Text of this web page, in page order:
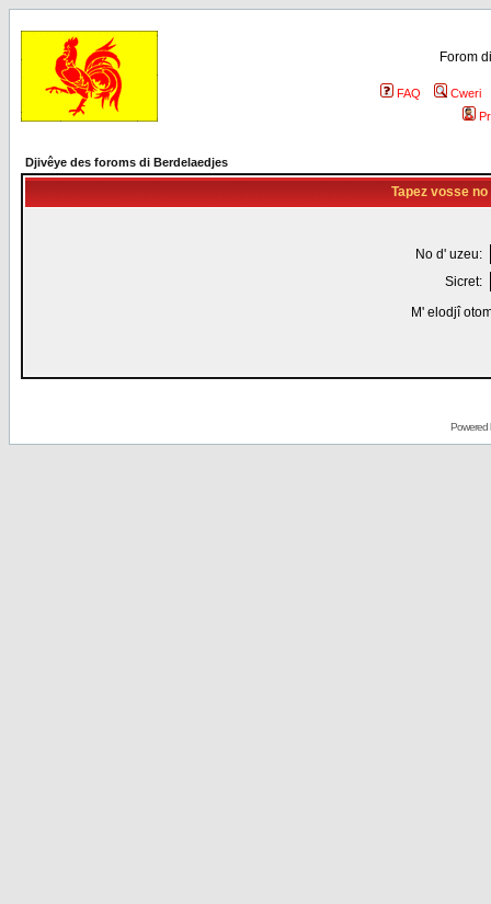
Forom
FAQ
Cweri
Djivêye des foroms di Berdelaedjes
Tapez vosse
No d' uzeu:
Sicret:
M' elodjî
Powered